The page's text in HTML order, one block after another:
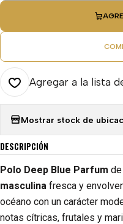
Agregar a la lista
Mostrar stock de
DESCRIPCIÓN
Polo Deep Blue Parfum de
masculina fresca y
océano con un carácter
notas cítricas, frutales y